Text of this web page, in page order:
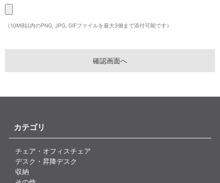
（10MB以内のPNG, JPG, GIFファイルを最大3個まで添付可能です）
カテゴリ
チェア・オフィスチェア
デスク・昇降デスク
収納